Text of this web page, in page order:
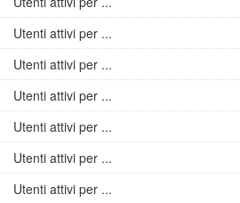
Utenti attivi per ...
Utenti attivi per ...
Utenti attivi per ...
Utenti attivi per ...
Utenti attivi per ...
Utenti attivi per ...